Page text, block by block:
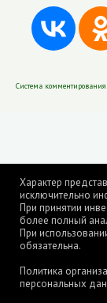
Система
Характер
исключительно
При принятии
более полный
При
обязательна.
Политика
персональных